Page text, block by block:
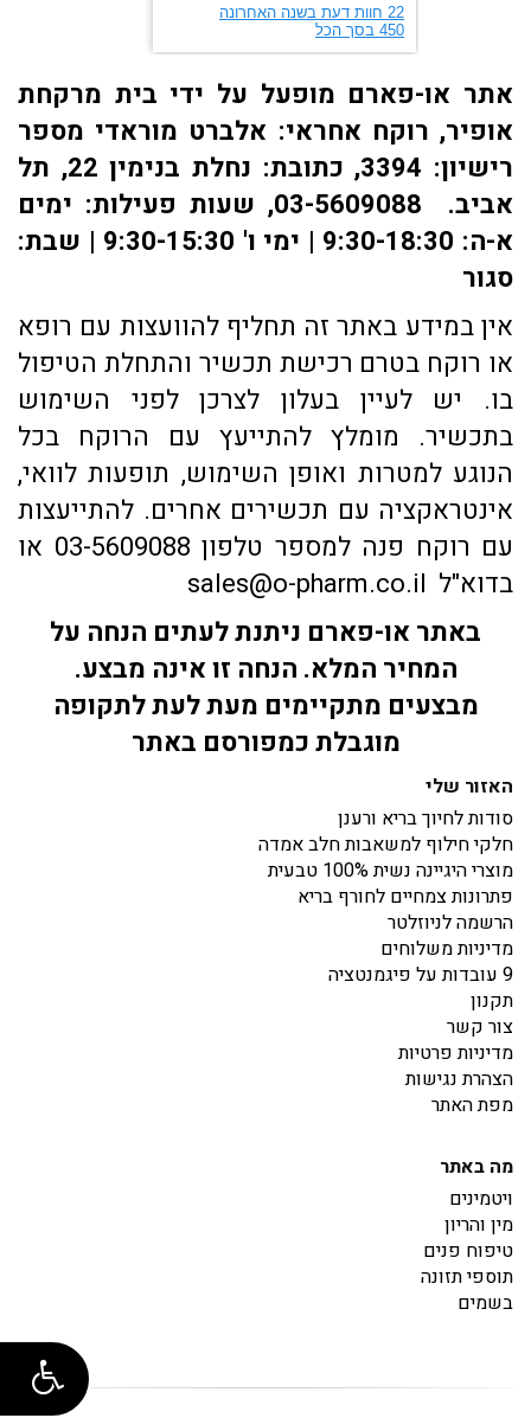
אתר או-פארם מופעל על ידי בית מרקחת
אופיר, רוקח אחראי: אלברט מוראדי מספר
רישיון: 3394, כתובת: ​נחלת בנימין 22, תל
אביב. 03-5609088, שעות פעילות: ימים
א-ה: 9:30-18:30 | ימי ו' 9:30-15:30 | שבת:
סגור
אין במידע באתר זה תחליף להוועצות עם רופא
או רוקח בטרם רכישת תכשיר והתחלת הטיפול
בו. יש לעיין בעלון לצרכן לפני השימוש
בתכשיר. מומלץ להתייעץ עם הרוקח בכל
הנוגע למטרות ואופן השימוש, תופעות לוואי,
אינטראקציה עם תכשירים אחרים. להתייעצות
עם רוקח פנה למספר טלפון 03-5609088 או
בדוא"ל sales@o-pharm.co.il
באתר או-פארם ניתנת לעתים הנחה על
המחיר המלא. הנחה זו אינה מבצע.
מבצעים מתקיימים מעת לעת לתקופה
מוגבלת כמפורסם באתר
האזור שלי
סודות לחיוך בריא ורענן
חלקי חילוף למשאבות חלב אמדה
מוצרי היגיינה נשית 100% טבעית
פתרונות צמחיים לחורף בריא
הרשמה לניוזלטר
מדיניות משלוחים
9 עובדות על פיגמנטציה
תקנון
צור קשר
מדיניות פרטיות
הצהרת נגישות
מפת האתר
מה באתר
ויטמינים
מין והריון
טיפוח פנים
תוספי תזונה
בשמים